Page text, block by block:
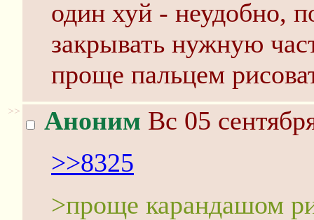
один хуй - неудобно,
закрывать нужную
проще пальцем
>> Аноним Вс 05
>>8325
>проще карандашом